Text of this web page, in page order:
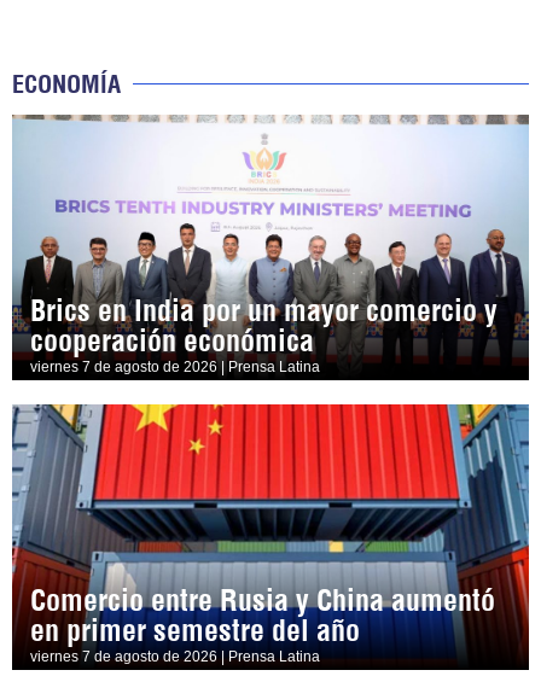
ECONOMÍA
Brics en India por un mayor comercio y
cooperación económica
viernes 7 de agosto de 2026 | Prensa Latina
Comercio entre Rusia y China aumentó
en primer semestre del año
viernes 7 de agosto de 2026 | Prensa Latina